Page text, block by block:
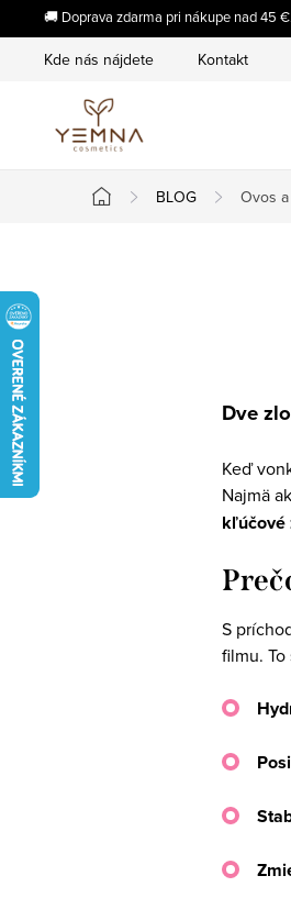
na
🚚 Doprava zdarma pri nákupe nad 45
Kde nás nájdete Kontakt
Domov
BLOG Ovos
Dve
Keď
Najmä
kľúčové
S
filmu.